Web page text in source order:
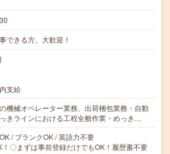
できる方、大歓迎！
支給
機械オペレーター業務、出荷梱包業務・自動
きラインにおける工程全般作業・めっき…
/ ブランクOK / 英語力不要
〇まずは事前登録だけでもOK！履歴書不要